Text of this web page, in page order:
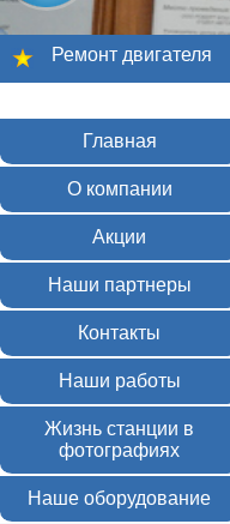
Ремонт двигателя
Главная
О компании
Акции
Наши партнеры
Контакты
Наши работы
Жизнь станции в
фотографиях
Наше оборудование